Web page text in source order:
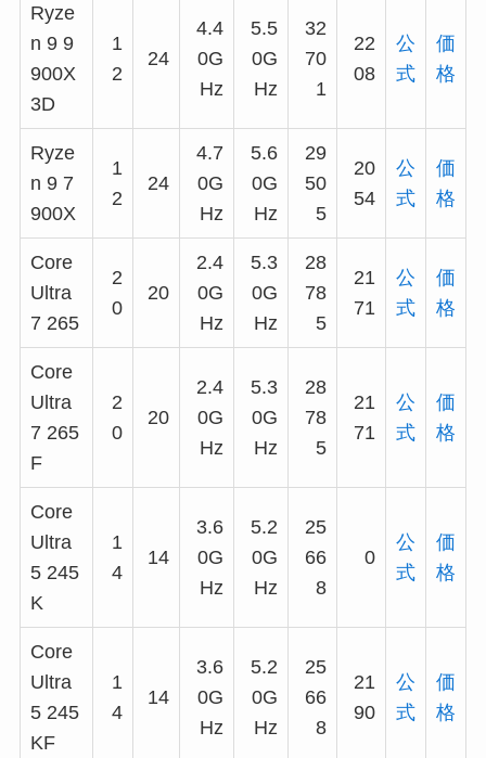
Ryze
n 9 9
900X
3D
1
2
24
4.4
0G
Hz
5.5
0G
Hz
32
70
1
22
08
公
式
価
格
Ryze
n 9 7
900X
1
2
24
4.7
0G
Hz
5.6
0G
Hz
29
50
5
20
54
公
式
価
格
Core
Ultra
7 265
2
0
20
2.4
0G
Hz
5.3
0G
Hz
28
78
5
21
71
公
式
価
格
Core
Ultra
7 265
F
2
0
20
2.4
0G
Hz
5.3
0G
Hz
28
78
5
21
71
公
式
価
格
Core
Ultra
5 245
K
1
4
14
3.6
0G
Hz
5.2
0G
Hz
25
66
8
0
公
式
価
格
Core
Ultra
5 245
KF
1
4
14
3.6
0G
Hz
5.2
0G
Hz
25
66
8
21
90
公
式
価
格